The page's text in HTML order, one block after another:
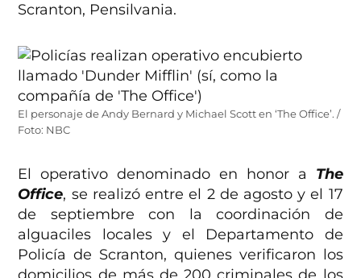
Scranton, Pensilvania.
El personaje de Andy Bernard y Michael Scott en ‘The Office’. /
Foto: NBC
El operativo denominado en honor a The
Office, se realizó entre el 2 de agosto y el 17
de septiembre con la coordinación de
alguaciles locales y el Departamento de
Policía de Scranton, quienes verificaron los